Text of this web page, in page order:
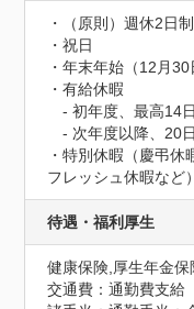
・（原則）週休2日
・祝日
・年末年始（12月30
・有給休暇
- 初年度、最高14
- 次年度以降、20日
・特別休暇（慶弔
フレッシュ休暇など）
待遇・福利厚生
健康保険,厚生年金
交通費：通勤費支給